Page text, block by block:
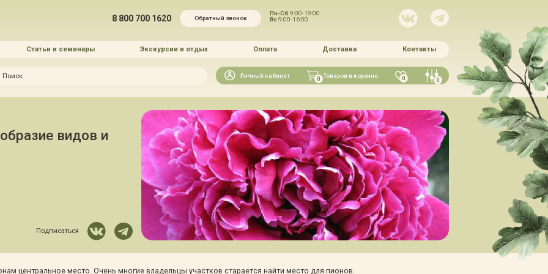
8 800 700 1620 Обратный звонок
Пн-Сб9:00-19:00
Вс9:00-16:00
Статьи и семинары Экскурсии и отдых Оплата Доставка Контакты
Искать
Личный кабинет 0 Товаров в корзине 0 0
видов и
Подписаться
центральное место. Очень многие владельцы участков старается найти место для пионов.